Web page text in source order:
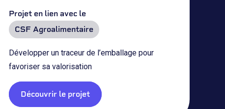
Projet en lien avec le
CSF Agroalimentaire
Développer un traceur de l’emballage pour
favoriser sa valorisation
Découvrir le projet